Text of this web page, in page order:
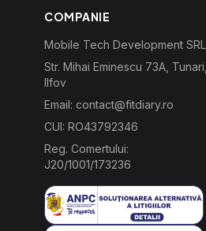
COMPANIE
Mobile Tech Development SRL
Str. Mihai Eminescu 73A, Tunari,
Ilfov
Email: contact@fitdiary.ro
CUI: RO43792346
Reg. Comertului:
J20/1001/173236